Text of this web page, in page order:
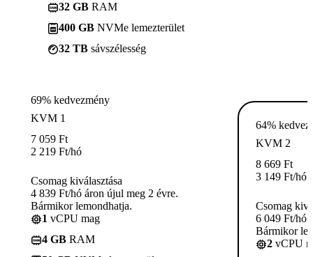
32 GB RAM
400 GB NVMe lemezterület
32 TB sávszélesség
69% kedvezmény
KVM 1
7 059 Ft
2 219 Ft/hó
Csomag kiválasztása
4 839 Ft/hó áron újul meg 2 évre.
Bármikor lemondhatja.
1 vCPU mag
4 GB RAM
64%
KVM 2
8 669 Ft
3 149 Ft/hó
Csomag
6 049 Ft/hó
Bármikor
2 vCPU